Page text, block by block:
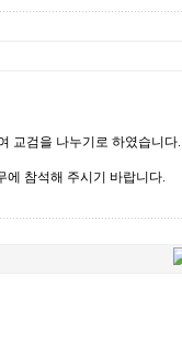
교검을 나누기로 하였습니다.
에 참석해 주시기 바랍니다.